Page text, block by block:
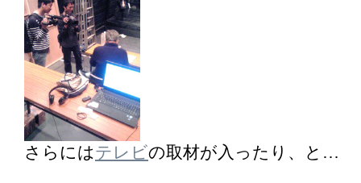
さらにはテレビの取材が入ったり、と…